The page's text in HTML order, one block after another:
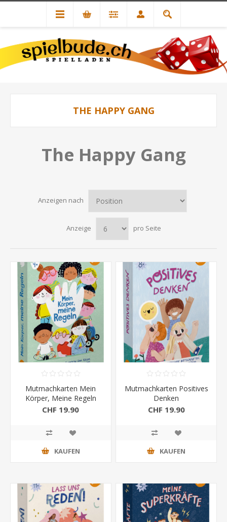
THE HAPPY GANG
The Happy Gang
Anzeigen nach
Anzeige pro Seite
Mutmachkarten Mein
Körper, Meine Regeln
CHF 19.90
KAUFEN
Mutmachkarten Positives
Denken
CHF 19.90
KAUFEN